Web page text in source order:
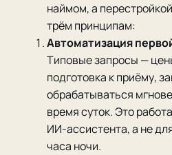
наймом, а
трём принципам:
Автоматизация
Типовые запросы —
подготовка к приёму,
обрабатываться
время суток. Это
ИИ-ассистента, а не
часа ночи.